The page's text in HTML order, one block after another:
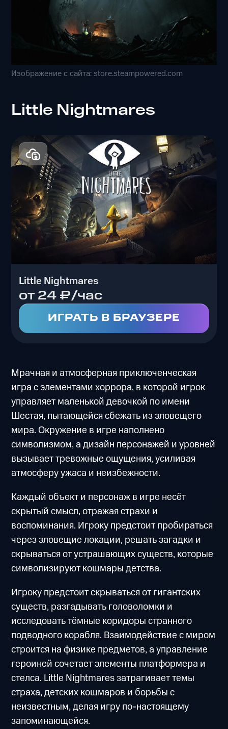
Изображение с сайта: store.steampowered.com
Little Nightmares
Little Nightmares
от 24 ₽/час
ИГРАТЬ В БРАУЗЕРЕ
Мрачная и атмосферная приключенческая
игра с элементами хоррора, в которой игрок
управляет маленькой девочкой по имени
Шестая, пытающейся сбежать из зловещего
мира. Окружение в игре наполнено
символизмом, а дизайн персонажей и уровней
вызывает тревожные ощущения, усиливая
атмосферу ужаса и неизбежности.
Каждый объект и персонаж в игре несёт
скрытый смысл, отражая страхи и
воспоминания. Игроку предстоит пробираться
через зловещие локации, решать загадки и
скрываться от устрашающих существ, которые
символизируют кошмары детства.
Игроку предстоит скрываться от гигантских
существ, разгадывать головоломки и
исследовать тёмные коридоры странного
подводного корабля. Взаимодействие с миром
строится на физике предметов, а управление
героиней сочетает элементы платформера и
стелса. Little Nightmares затрагивает темы
страха, детских кошмаров и борьбы с
неизвестным, делая игру по-настоящему
запоминающейся.